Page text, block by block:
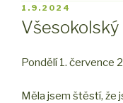
PUBLIKOVÁNO
1.9.2024
Pondělí 1. července
Měla jsem štěstí, že